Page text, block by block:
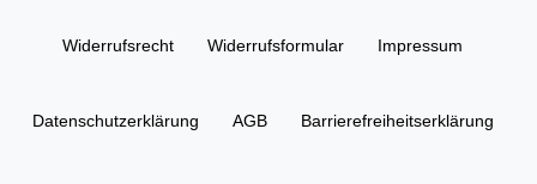
Widerrufs­recht Widerrufs­formular Impressum
Daten­schutz­erklärung AGB Barrierefreiheitserklärung